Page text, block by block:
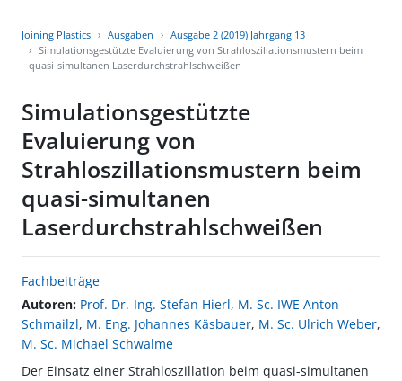
Joining Plastics Ausgaben
Ausgabe 2 (2019) Jahrgang 13
Simulationsgestützte Evaluierung von Strahloszillationsmustern beim
quasi-simultanen Laserdurchstrahlschweißen
Simulationsgestützte
Evaluierung von
Strahloszillationsmustern beim
quasi-simultanen
Laserdurchstrahlschweißen
Fachbeiträge
Autoren: Prof. Dr.-Ing. Stefan Hierl, M. Sc. IWE Anton
Schmailzl, M. Eng. Johannes Käsbauer, M. Sc. Ulrich Weber,
M. Sc. Michael Schwalme
Der Einsatz einer Strahloszillation beim quasi-simultanen